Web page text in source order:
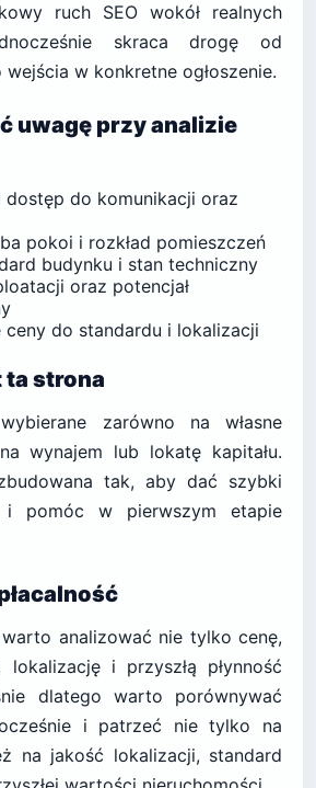
ruch SEO wokół realnych
skraca drogę od
w konkretne ogłoszenie.
uwagę przy analizie
dostęp do komunikacji oraz
pokoi i rozkład pomieszczeń
budynku i stan techniczny
oraz potencjał
ceny do standardu i lokalizacji
ta strona
zarówno na własne
wynajem lub lokatę kapitału.
tak, aby dać szybki
i pomóc w pierwszym etapie
analizować nie tylko cenę,
lokalizację i przyszłą płynność
dlatego warto porównywać
i patrzeć nie tylko na
na jakość lokalizacji, standard